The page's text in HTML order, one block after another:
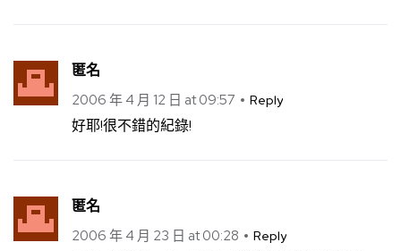
匿名
2006 年 4 月 12 日 at 09:57 Reply
好耶!很不錯的紀錄!
匿名
2006 年 4 月 23 日 at 00:28 Reply